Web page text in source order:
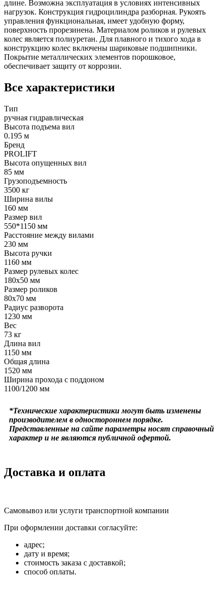
длине. Возможна эксплуатация в условиях интенсивных
нагрузок. Конструкция гидроцилиндра разборная. Рукоять
управления функциональная, имеет удобную форму,
поверхность прорезинена. Материалом роликов и рулевых
колес является полиуретан. Для плавного и тихого хода в
конструкцию колес включены шариковые подшипники.
Покрытие металлических элементов порошковое,
обеспечивает защиту от коррозии.
Все характеристики
Тип
ручная гидравлическая
Высота подъема вил
0.195 м
Бренд
PROLIFT
Высота опущенных вил
85 мм
Грузоподъемность
3500 кг
Ширина вилы
160 мм
Размер вил
550*1150 мм
Расстояние между вилами
230 мм
Высота ручки
1160 мм
Размер рулевых колес
180х50 мм
Размер роликов
80х70 мм
Радиус разворота
1230 мм
Вес
73 кг
Длина вил
1150 мм
Общая длина
1520 мм
Ширина прохода с поддоном
1100/1200 мм
*Технические характеристики могут быть изменены
производителем в одностороннем порядке.
Представленные на сайте параметры носят справочный
характер и не являются публичной офертой.
Доставка и оплата
Самовывоз или услуги транспортной компании
При оформлении доставки согласуйте:
адрес;
дату и время;
стоимость заказа с доставкой;
способ оплаты.